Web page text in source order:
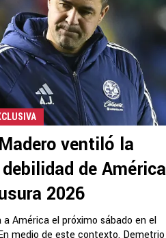
ventiló la
de América
2026
América el próximo sábado en el
medio de este contexto, Demetrio